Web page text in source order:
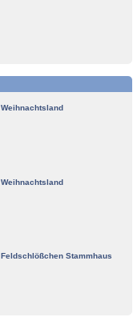
Weihnachtsland
Weihnachtsland
Feldschlößchen Stammhaus